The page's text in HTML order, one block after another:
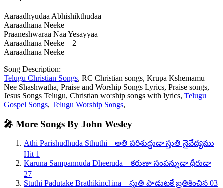
Aaraadhyudaa Abhishikthudaa
Aaraadhana Neeke
Praaneshwaraa Naa Yesayyaa
Aaraadhana Neeke – 2
Aaraadhana Neeke
Song Description:
Telugu Christian Songs, RC Christian songs, Krupa Kshemamu
Nee Shashwatha, Praise and Worship Songs Lyrics, Praise songs,
Jesus Songs Telugu, Christian worship songs with lyrics, Telugu
Gospel Songs, Telugu Worship Songs,
🎤 More Songs By John Wesley
Athi Parishudhuda Sthuthi – అతి పరిశుద్ధుడా స్తుతి నైవేద్యము
Hit 1
Karuna Sampannuda Dheeruda – కరుణా సంపన్నుడా ధీరుడా
27
Stuthi Padutake Brathikinchina – స్తుతి పాడుటకే బ్రతికించిన 03